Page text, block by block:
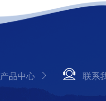
产品中心 联系